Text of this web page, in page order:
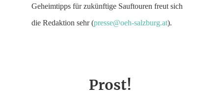
Geheimtipps für zukünftige Sauftouren freut sich
die Redaktion sehr (presse@oeh-salzburg.at).
Prost!